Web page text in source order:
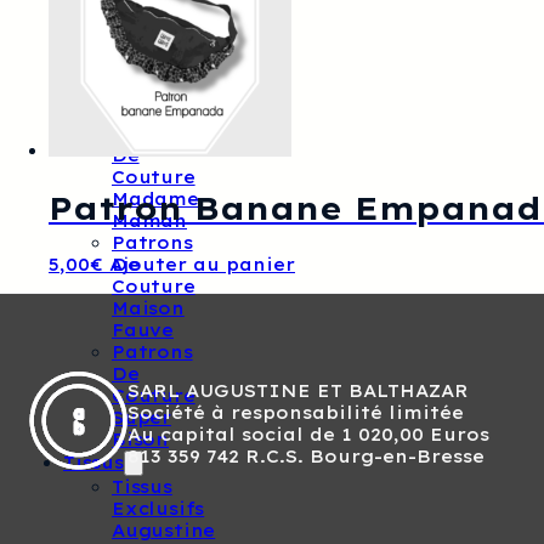
Patrons
De
Couture
Louis
Antoinette
De
Couture
Madame
Maman
Patrons
De
Couture
Maison
Fauve
Patrons
De
Couture
Super
Bison
Tissus
Tissus
Exclusifs
Augustine
Patron Banane
5,00€ Ajouter au panier
SARL AUGUSTINE ET BALTHAZAR
Société à responsabilité limitée
Au capital social de 1 020,00 Euros
813 359 742 R.C.S. Bourg-en-Bresse